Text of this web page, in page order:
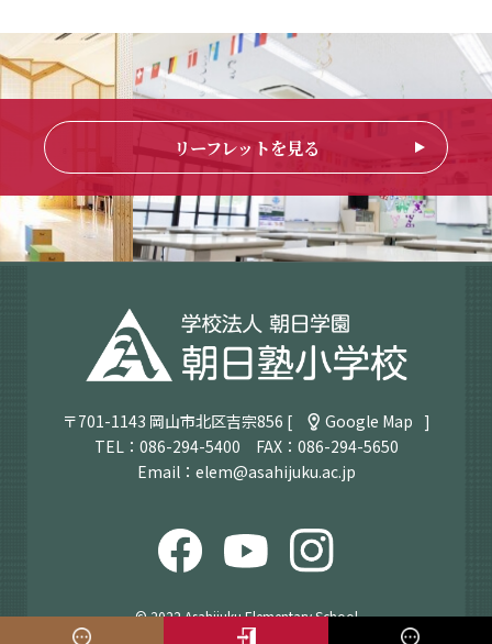
リーフレットを見る
〒701-1143 岡山市北区吉宗856 [ Google Map ]
TEL： 086-294-5400 FAX：086-294-5650
Email： elem@asahijuku.ac.jp
© 2022 Asahijuku Elementary School